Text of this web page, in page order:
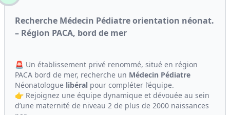
Recherche Médecin Pédiatre orientation néonat.
– Région PACA, bord de mer
🚨 Un établissement privé renommé, situé en région
PACA bord de mer, recherche un Médecin Pédiatre
Néonatologue libéral pour compléter l’équipe.
👉 Rejoignez une équipe dynamique et dévouée au sein
d’une maternité de niveau 2 de plus de 2000 naissances